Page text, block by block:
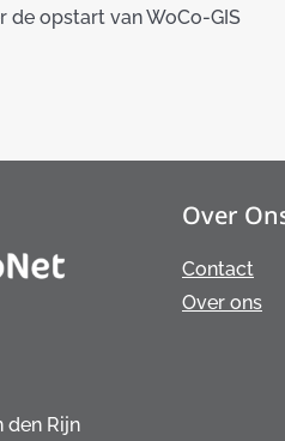
de opstart van WoCo-GIS
den Rijn
Over
Contact
Over ons